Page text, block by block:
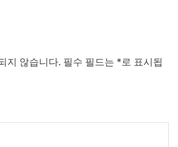
지 않습니다. 필수 필드는 * 로 표시됩